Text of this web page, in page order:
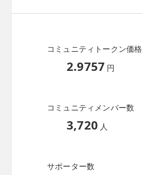
コミュニティトークン価格
2.9757 円
コミュニティメンバー数
3,720 人
サポーター数